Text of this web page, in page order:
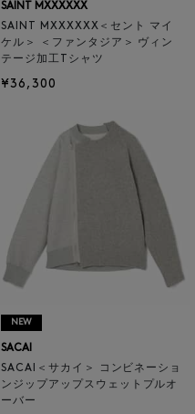
SAINT MXXXXXX
SAINT MXXXXXX＜セント マイ
ケル＞ ＜ファンタジア＞ ヴィン
テージ加工Tシャツ
¥36,300
NEW
SACAI
SACAI＜サカイ＞ コンビネーショ
ンジップアップスウェットプルオ
ーバー